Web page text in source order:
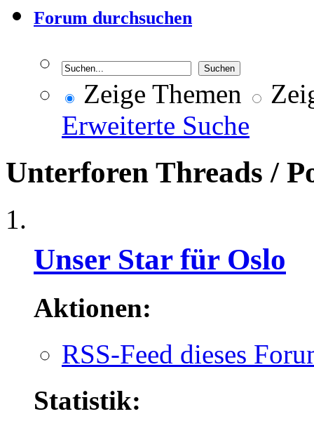
Forum durchsuchen
Zeige Themen
Erweiterte Suche
Unterforen Threads /
Unser Star für Oslo
Aktionen:
RSS-Feed dieses
Statistik: